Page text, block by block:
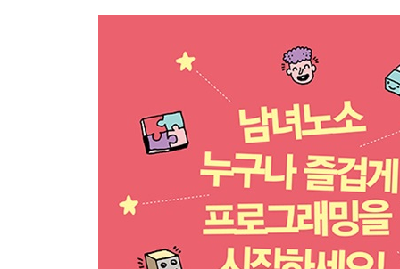
Day 9. random 모듈로 임의의 수 뽑기
Day 10. while 명령으로 반복하기
Day 11. 함수를 정의하고 호출하기
Day 12. 함수 응용하기
Day 13. 거북이 그래픽 응용하기
Day 14. [프로젝트] 계산 맞히기 게임 만들기